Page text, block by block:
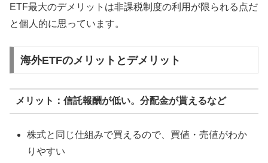
ETF最大のデメリットは非課税制度の利用が限られる点だ
と個人的に思っています。
海外ETFのメリットとデメリット
メリット：信託報酬が低い。分配金が貰えるなど
株式と同じ仕組みで買えるので、買値・売値がわか
りやすい